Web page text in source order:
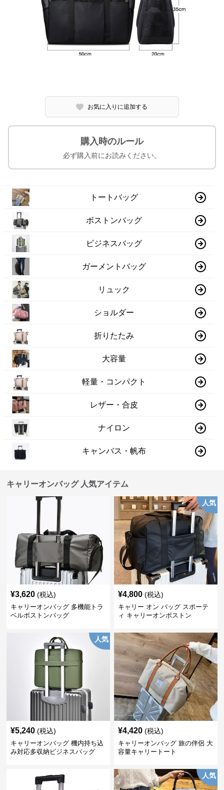
お気に入りに追加する
購入時のルール
必ず購入前にお読みください。
トートバッグ
ボストンバッグ
ビジネスバッグ
ガーメントバッグ
リュック
ショルダー
折りたたみ
大容量
軽量・コンパクト
レザー・合皮
ナイロン
キャンバス・帆布
キャリーオンバッグ 人気アイテム
¥3,620 (税込)
キャリーオンバッグ 多機能トラ
ベルボストンバッグ
人気
¥4,800 (税込)
キャリー オン バッグ スポーテ
ィ キャリーオンボストン
人気
¥5,240 (税込)
キャリーオンバッグ 機内持ち込
み対応多収納ビジネスバッグ
¥4,420 (税込)
キャリーオンバッグ 旅の伴侶 大
容量キャリートート
人気